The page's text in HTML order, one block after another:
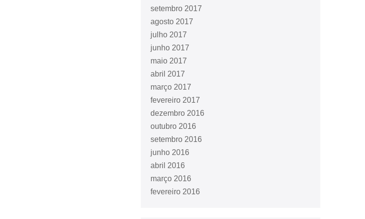
setembro 2017
agosto 2017
julho 2017
junho 2017
maio 2017
abril 2017
março 2017
fevereiro 2017
dezembro 2016
outubro 2016
setembro 2016
junho 2016
abril 2016
março 2016
fevereiro 2016